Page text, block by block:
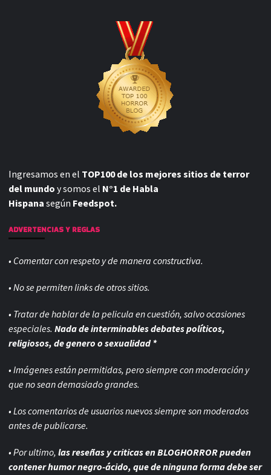
Ingresamos en el TOP100 de los mejores sitios de terror
del mundo y somos el N°1 de Habla
Hispana según Feedspot.
ADVERTENCIAS Y REGLAS
• Comentar con respeto y de manera constructiva.
• No se permiten links de otros sitios.
• Tratar de hablar de la pelicula en cuestión, salvo ocasiones
especiales. Nada de interminables debates políticos,
religiosos, de genero o sexualidad *
• Imágenes están permitidas, pero siempre conmoderación y
que no sean demasiado grandes.
• Los comentarios de usuarios nuevos siempre son moderados
antes de publicarse.
• Por ultimo, las reseñas y criticas en BLOGHORROR pueden
contener humor negro-ácido, que de ninguna forma debe ser